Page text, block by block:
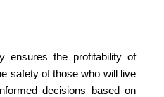
ensures the profitability of
safety of those who will live
decisions based on